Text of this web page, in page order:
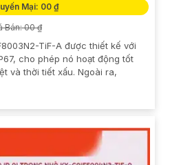
Mại: 00 ₫
Bán: 00 ₫
TiF-A được thiết kế với
cho phép nó hoạt động tốt
và thời tiết xấu. Ngoài ra,